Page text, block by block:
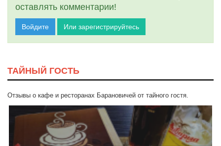
оставлять комментарии!
Войдите Или зарегистрируйтесь
ТАЙНЫЙ ГОСТЬ
Отзывы о кафе и ресторанах Барановичей от тайного гостя.